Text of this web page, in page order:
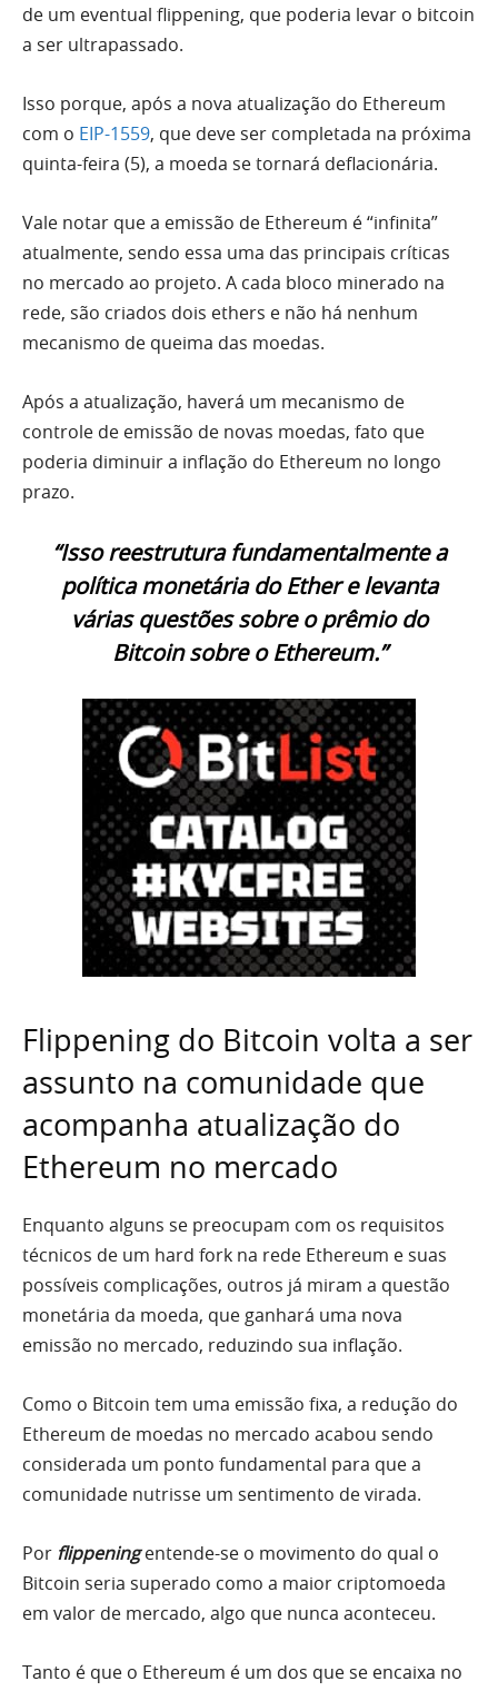
de um eventual flippening, que poderia levar o bitcoin
a ser ultrapassado.
Isso porque, após a nova atualização do Ethereum
com o EIP-1559, que deve ser completada na próxima
quinta-feira (5), a moeda se tornará deflacionária.
Vale notar que a emissão de Ethereum é “infinita”
atualmente, sendo essa uma das principais críticas
no mercado ao projeto. A cada bloco minerado na
rede, são criados dois ethers e não há nenhum
mecanismo de queima das moedas.
Após a atualização, haverá um mecanismo de
controle de emissão de novas moedas, fato que
poderia diminuir a inflação do Ethereum no longo
prazo.
“Isso reestrutura fundamentalmente a
política monetária do Ether e levanta
várias questões sobre o prêmio do
Bitcoin sobre o Ethereum.”
Flippening do Bitcoin volta a ser
assunto na comunidade que
acompanha atualização do
Ethereum no mercado
Enquanto alguns se preocupam com os requisitos
técnicos de um hard fork na rede Ethereum e suas
possíveis complicações, outros já miram a questão
monetária da moeda, que ganhará uma nova
emissão no mercado, reduzindo sua inflação.
Como o Bitcoin tem uma emissão fixa, a redução do
Ethereum de moedas no mercado acabou sendo
considerada um ponto fundamental para que a
comunidade nutrisse um sentimento de virada.
Por flippeningentende-se o movimento do qual o
Bitcoin seria superado como a maior criptomoeda
em valor de mercado, algo que nunca aconteceu.
Tanto é que o Ethereum é um dos que se encaixa no